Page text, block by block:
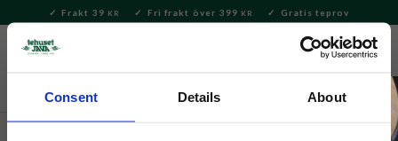
Consent Details About
Meny
Frakt 39 KR Fri frakt över 399 KR Gratis teprov
Tehuset Java Merch